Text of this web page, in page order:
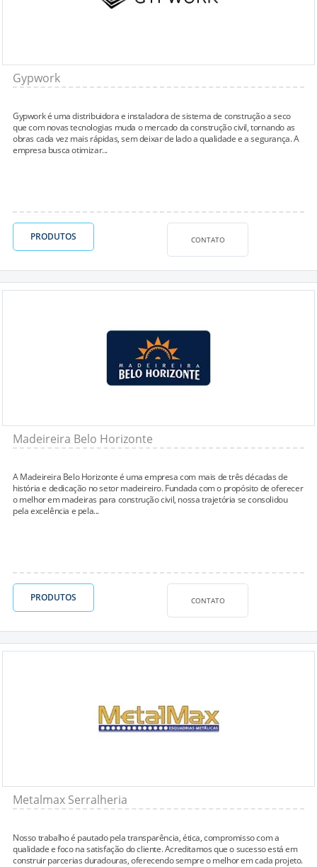
Gypwork
Gypwork é uma distribuidora e instaladora de sistema de construção a seco
que com novas tecnologias muda o mercado da construção civil, tornando as
obras cada vez mais rápidas, sem deixar de lado a qualidade e a segurança. A
empresa busca otimizar...
PRODUTOS CONTATO
Madeireira Belo Horizonte
A Madeireira Belo Horizonte é uma empresa com mais de três décadas de
história e dedicação no setor madeireiro. Fundada com o propósito de oferecer
o melhor em madeiras para construção civil, nossa trajetória se consolidou
pela excelência e pela...
PRODUTOS CONTATO
Metalmax Serralheria
Nosso trabalho é pautado pela transparência, ética, compromisso com a
qualidade e foco na satisfação do cliente. Acreditamos que o sucesso está em
construir parcerias duradouras, oferecendo sempre o melhor em cada projeto.